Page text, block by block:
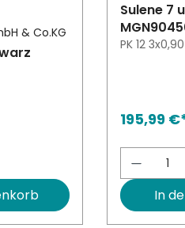
& Co.KG
Gib den
Sulene 7
PK 12
195,99
In